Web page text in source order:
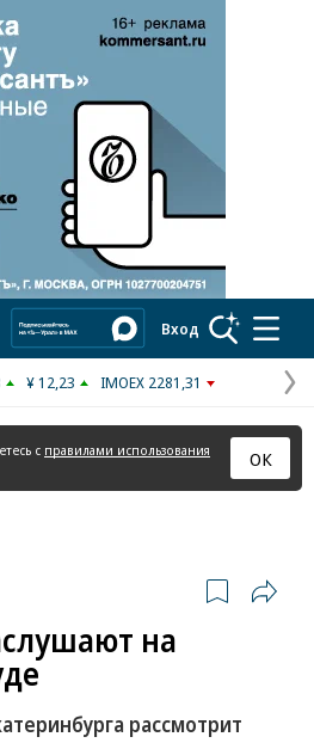
www.kommersant.ru/ad
Вход
¥ 12,23 IMOEX 2281,31
с правилами использования
ОК
на
рассмотрит